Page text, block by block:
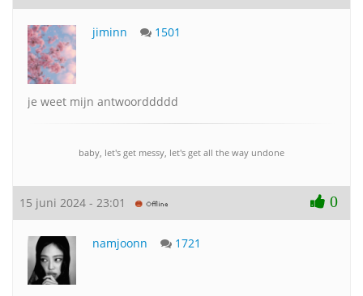
jiminn 1501
je weet mijn antwoorddddd
baby, let's get messy, let's get all the way undone
15 juni 2024 - 23:01 0
namjoonn 1721